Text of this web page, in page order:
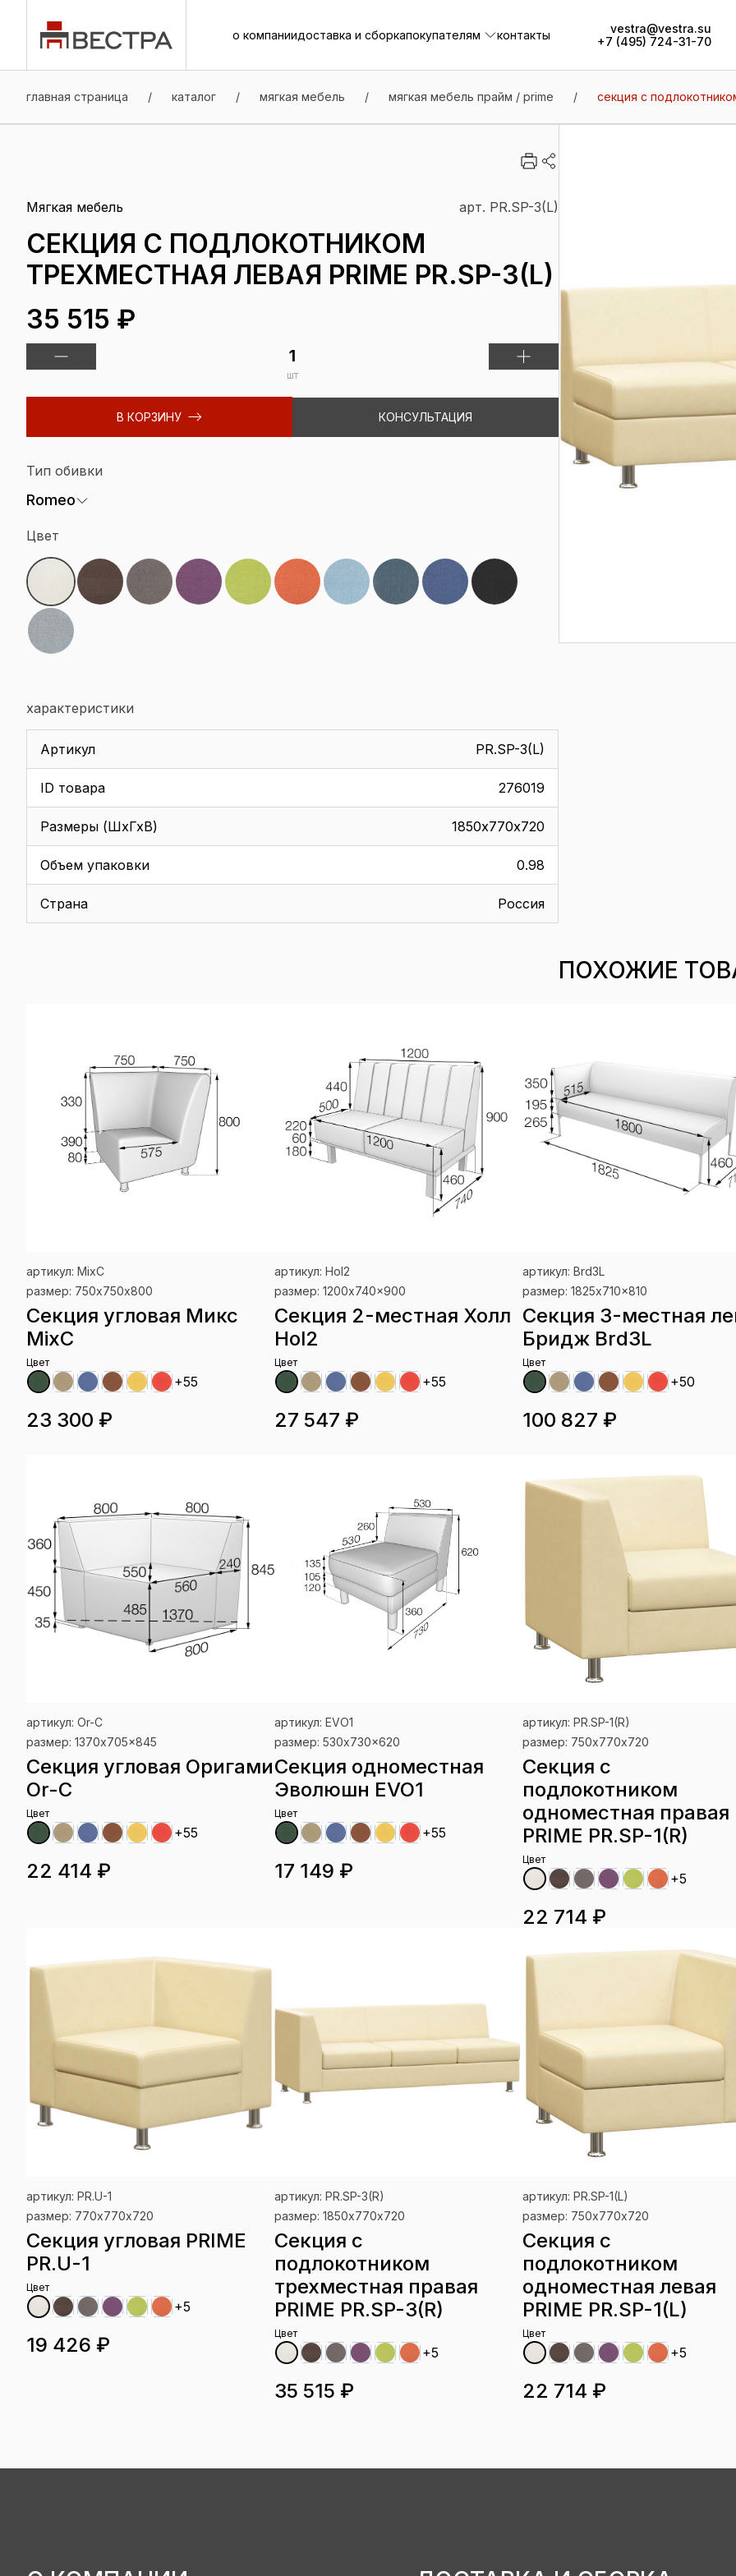
о компаниидоставка и сборкапокупателям
контакты
vestra@vestra.su
+7 (495) 724-31-70
главная страница / каталог / мягкая мебель / мягкая мебель прайм / prime / секция с
Мягкая мебель арт. PR.SP-3(L)
СЕКЦИЯ С ПОДЛОКОТНИКОМ
ТРЕХМЕСТНАЯ ЛЕВАЯ PRIME PR.SP-3(L)
35 515 ₽
шт
В КОРЗИНУ КОНСУЛЬТАЦИЯ
Тип обивки
Romeo
Цвет
характеристики
Артикул PR.SP-3(L)
ID товара 276019
Размеры (ШхГхВ) 1850х770х720
Объем упаковки 0.98
Страна Россия
ПОХОЖИЕ
артикул: MixC
размер: 750х750х800
Секция угловая Микс
MixC
Цвет
+55
23 300 ₽
артикул: Hol2
размер: 1200x740x900
Секция 2-местная Холл
Hol2
Цвет
+55
27 547 ₽
артикул: Brd3L
размер: 1825x710x810
Секция 3-местная
Бридж Brd3L
Цвет
+50
100 827 ₽
артикул: Or-C
размер: 1370x705x845
Секция угловая Оригами
Or-C
Цвет
+55
22 414 ₽
артикул: EVO1
размер: 530x730x620
Секция одноместная
Эволюшн EVO1
Цвет
+55
17 149 ₽
артикул: PR.SP-1(R)
размер: 750х770х720
Секция с
подлокотником
одноместная правая
PRIME PR.SP-1(R)
Цвет
+5
22 714 ₽
артикул: PR.U-1
размер: 770х770х720
Секция угловая PRIME
PR.U-1
Цвет
+5
19 426 ₽
артикул: PR.SP-3(R)
размер: 1850х770х720
Секция с
подлокотником
трехместная правая
PRIME PR.SP-3(R)
Цвет
+5
35 515 ₽
артикул: PR.SP-1(L)
размер: 750х770х720
Секция с
подлокотником
одноместная левая
PRIME PR.SP-1(L)
Цвет
+5
22 714 ₽